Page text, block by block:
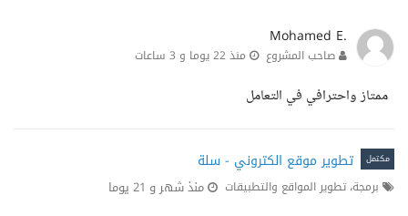
Mohamed E.
صاحب المشروع منذ 22 يوما و 3 ساعات
ممتاز واحترافي في التعامل
مكتمل تطوير موقع الكتروني - سلة
برمجة، تطوير المواقع والتطبيقات منذ شهر و 21 يوما